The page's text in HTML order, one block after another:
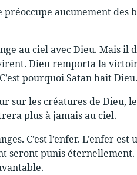
aucunement des
au ciel avec Dieu. Mais
Dieu remporta la
pourquoi Satan hait Dieu.
sur les créatures de Dieu,
plus à jamais au ciel.
C’est l’enfer. L’enfer
seront punis éternellement.